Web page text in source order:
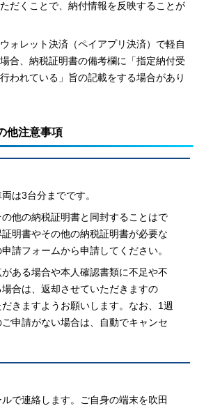
だくことで、納付情報を反映することが
ォレット決済（ペイアプリ決済）で軽自
合、納税証明書の備考欄に「指定納付受
われている」旨の記載をする場合があり
他注意事項
は3台分までです。
他の納税証明書と同封することはで
明書やその他の納税証明書が必要な
請フォームから申請してください。
ある場合や本人確認書類に不足や不
合は、返却させていただきますの
きますようお願いします。なお、1週
申請がない場合は、自動でキャンセ
で連絡します。ご自身の端末を吹田